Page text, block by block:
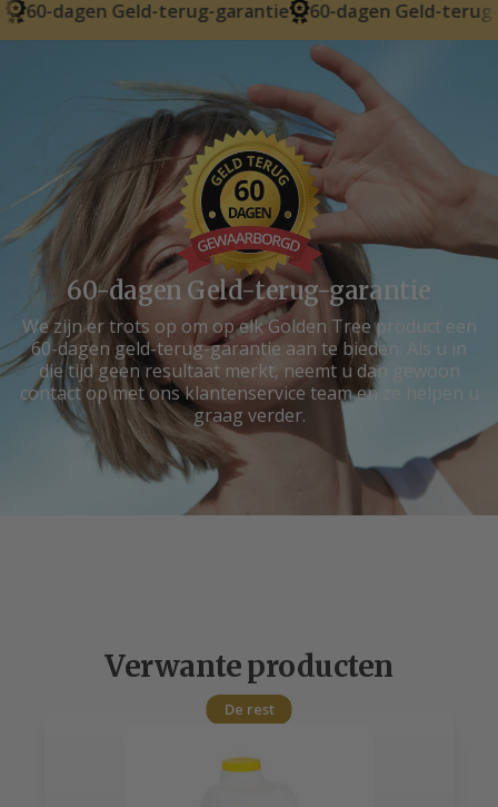
Geld-terug-garantie 60-dagen Geld-terug-garantie
60-dagen Geld-terug-garantie
We zijn er trots op om op elk Golden Tree product een
60-dagen geld-terug-garantie aan te bieden. Als u in
die tijd geen resultaat merkt, neemt u dan gewoon
contact op met ons klantenservice team en ze helpen u
graag verder.
Verwante producten
De rest